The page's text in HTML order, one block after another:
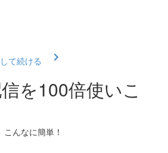
て続ける
を100倍使いこ
んなに簡単！